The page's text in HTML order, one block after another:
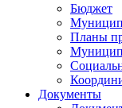
Бюджет
Планы
Документы